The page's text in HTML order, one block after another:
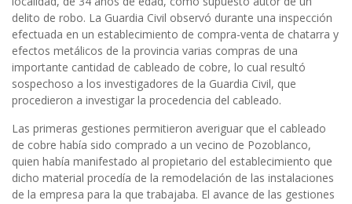
delito de robo. La Guardia Civil observó durante una inspección
efectuada en un establecimiento de compra-venta de chatarra y
efectos metálicos de la provincia varias compras de una
importante cantidad de cableado de cobre, lo cual resultó
sospechoso a los investigadores de la Guardia Civil, que
procedieron a investigar la procedencia del cableado.
Las primeras gestiones permitieron averiguar que el cableado
de cobre había sido comprado a un vecino de Pozoblanco,
quien había manifestado al propietario del establecimiento que
dicho material procedía de la remodelación de las instalaciones
de la empresa para la que trabajaba. El avance de las gestiones